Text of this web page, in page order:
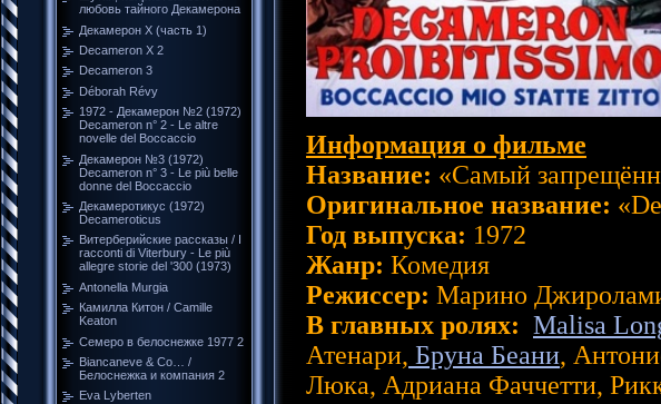
любовь тайного Декамерона
Декамерон Х (часть 1)
Decameron X 2
Decameron 3
Déborah Révy
1972 - Декамерон №2 (1972)
Decameron n° 2 - Le altre
novelle del Boccaccio
Декамерон №3 (1972)
Decameron n° 3 - Le più belle
donne del Boccaccio
Декамеротикус (1972)
Decameroticus
Витерберийские рассказы / I
racconti di Viterbury - Le più
allegre storie del '300 (1973)
Antonella Murgia
Камилла Китон / Camille
Keaton
Семеро в белоснежке 1977 2
Biancaneve & Co… /
Белоснежка и компания 2
Eva Lyberten
Информация о фильме
Название: «Самый
Оригинальное название:
Год выпуска: 1972
Жанр: Комедия
Режиссер: Марино
В главных ролях: Malisa
Атенари, Бруна Беани,
Люка, Адриана Фаччетти,